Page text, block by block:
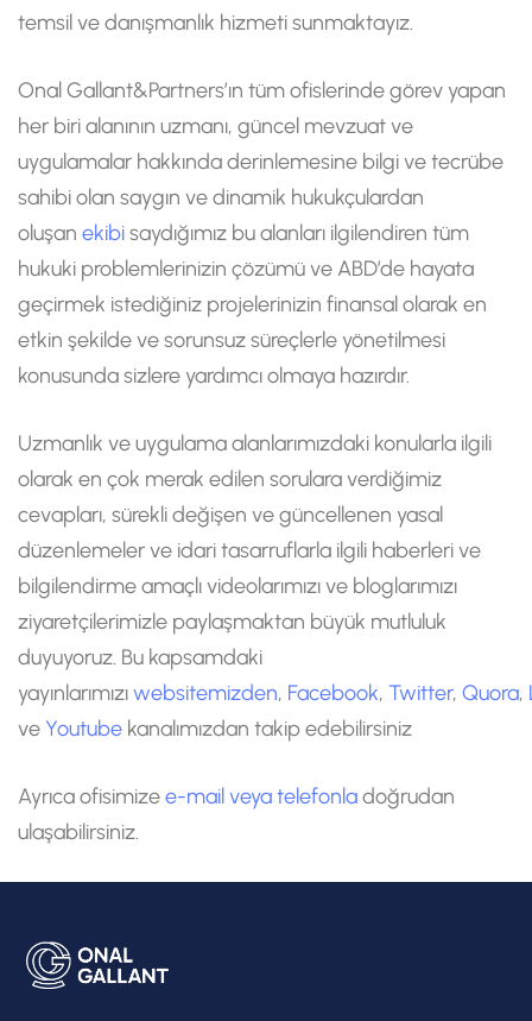
temsil ve danışmanlık hizmeti sunmaktayız.
Onal Gallant&Partners’ın tüm ofislerinde görev yapan
her biri alanının uzmanı, güncel mevzuat ve
uygulamalar hakkında derinlemesine bilgi ve tecrübe
sahibi olan saygın ve dinamik hukukçulardan
oluşan ekibisaydığımız bu alanları ilgilendiren tüm
hukuki problemlerinizin çözümü ve ABD’de hayata
geçirmek istediğiniz projelerinizin finansal olarak en
etkin şekilde ve sorunsuz süreçlerle yönetilmesi
konusunda sizlere yardımcı olmaya hazırdır.
Uzmanlık ve uygulama alanlarımızdaki konularla ilgili
olarak en çok merak edilen sorulara verdiğimiz
cevapları, sürekli değişen ve güncellenen yasal
düzenlemeler ve idari tasarruflarla ilgili haberleri ve
bilgilendirme amaçlı videolarımızı ve bloglarımızı
ziyaretçilerimizle paylaşmaktan büyük mutluluk
duyuyoruz. Bu kapsamdaki
yayınlarımızıwebsitemizden, Facebook, Twitter, Quora,
veYoutube kanalımızdan takip edebilirsiniz
Ayrıca ofisimizee-mail veya telefonladoğrudan
ulaşabilirsiniz.